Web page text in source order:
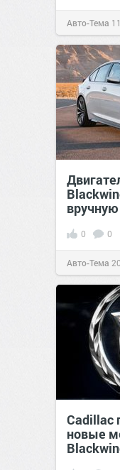
Авто-Тема
вручную
0 0
Авто-Тема
Cadillac
новые